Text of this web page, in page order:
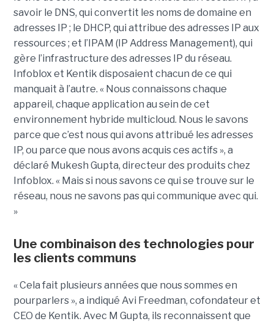
savoir le DNS, qui convertit les noms de domaine en
adresses IP ; le DHCP, qui attribue des adresses IP aux
ressources ; et l’IPAM (IP Address Management), qui
gère l’infrastructure des adresses IP du réseau.
Infoblox et Kentik disposaient chacun de ce qui
manquait à l’autre. « Nous connaissons chaque
appareil, chaque application au sein de cet
environnement hybride multicloud. Nous le savons
parce que c’est nous qui avons attribué les adresses
IP, ou parce que nous avons acquis ces actifs », a
déclaré Mukesh Gupta, directeur des produits chez
Infoblox. « Mais si nous savons ce qui se trouve sur le
réseau, nous ne savons pas qui communique avec qui.
»
Une combinaison des technologies pour
les clients communs
« Cela fait plusieurs années que nous sommes en
pourparlers », a indiqué Avi Freedman, cofondateur et
CEO de Kentik. Avec M Gupta, ils reconnaissent que